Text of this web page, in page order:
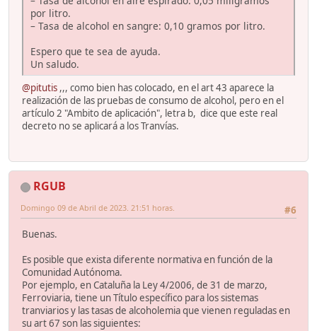
por litro.
– Tasa de alcohol en sangre: 0,10 gramos por litro.
Espero que te sea de ayuda.
Un saludo.
@pitutis ,,, como bien has colocado, en el art 43 aparece la
realización de las pruebas de consumo de alcohol, pero en el
artículo 2 "Ambito de aplicación", letra b, dice que este real
decreto no se aplicará a los Tranvías.
RGUB
#6
Domingo 09 de Abril de 2023. 21:51 horas.
Buenas.
Es posible que exista diferente normativa en función de la
Comunidad Autónoma.
Por ejemplo, en Cataluña la Ley 4/2006, de 31 de marzo,
Ferroviaria, tiene un Título específico para los sistemas
tranviarios y las tasas de alcoholemia que vienen reguladas en
su art 67 son las siguientes: